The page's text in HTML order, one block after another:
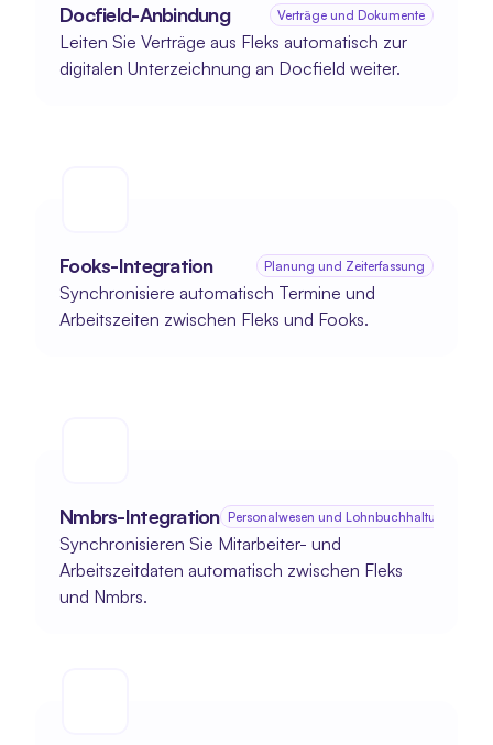
Docfield-Anbindung Verträge und Dokumente
Leiten Sie Verträge aus Fleks automatisch zur
digitalen Unterzeichnung an Docfield weiter.
Fooks-Integration Planung und Zeiterfassung
Synchronisiere automatisch Termine und
Arbeitszeiten zwischen Fleks und Fooks.
Nmbrs-Integration Personalwesen und Lohnbuchhaltung
Synchronisieren Sie Mitarbeiter- und
Arbeitszeitdaten automatisch zwischen Fleks
und Nmbrs.